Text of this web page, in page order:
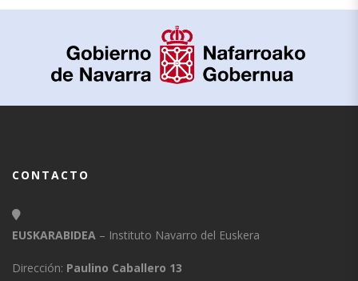
CONTACTO
EUSKARABIDEA – Instituto Navarro del Euskera
Dirección: Paulino Caballero 13